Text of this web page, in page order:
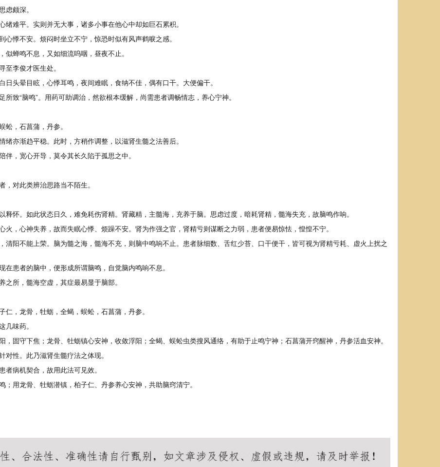
颇深。
难平。实则并无大事，诸多小事在他心中却如巨石累积。
悸不安。烦闷时坐立不宁，惊恐时似有风声鹤唳之感。
蝉鸣不息，又如细流呜咽，昼夜不止。
李俊才医生处。
头晕目眩，心悸耳鸣，夜间难眠，食纳不佳，偶有口干。大便偏干。
致“脑鸣”。用药可助调治，然欲根本缓解，尚需患者调畅情志，养心宁神。
，石菖蒲，丹参。
亦渐趋平稳。此时，方稍作调整，以滋肾生髓之法善后。
，宽心开导，莫令其长久陷于孤思之中。
对此类辨治思路当不陌生。
怀。如此状态日久，难免耗伤肾精。肾藏精，主髓海，充养于脑。思虑过度，暗耗肾精，髓海失充，故脑鸣作响。
，心神失养，故而失眠心悸、烦躁不安。肾为作强之官，肾精亏则谋断之力弱，患者便易惊怯，惶惶不宁。
清阳不能上荣。脑为髓之海，髓海不充，则脑中鸣响不止。患者脉细数、舌红少苔、口干便干，皆可视为肾精亏耗、虚火上扰之
患者的脑中，便形成所谓脑鸣，自觉脑内鸣响不息。
所，髓海空虚，其症最易显于脑部。
，龙骨，牡蛎，全蝎，蜈蚣，石菖蒲，丹参。
味药。
固守下焦；龙骨、牡蛎镇心安神，收敛浮阳；全蝎、蜈蚣虫类搜风通络，有助于止鸣宁神；石菖蒲开窍醒神，丹参活血安神。
性。此乃滋肾生髓疗法之体现。
病机契合，故用此法可见效。
用龙骨、牡蛎潜镇，柏子仁、丹参养心安神，共助脑窍清宁。